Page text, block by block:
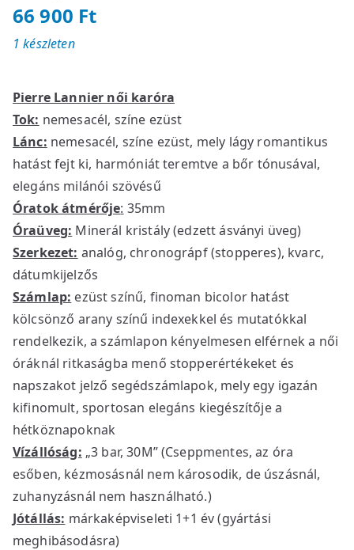
66 900 Ft
Pierre Lannier női karóra
Tok: nemesacél, színe ezüst
Lánc: nemesacél, színe ezüst, mely lágy romantikus
hatást fejt ki, harmóniát teremtve a bőr tónusával,
elegáns milánói szövésű
Óratok átmérője: 35mm
Óraüveg: Minerál kristály (edzett ásványi üveg)
Szerkezet: analóg, chronográpf (stopperes), kvarc,
dátumkijelzős
Számlap: ezüst színű, finoman bicolor hatást
kölcsönző arany színű indexekkel és mutatókkal
rendelkezik, a számlapon kényelmesen elférnek a női
óráknál ritkaságba menő stopperértékeket és
napszakot jelző segédszámlapok, mely egy igazán
kifinomult, sportosan elegáns kiegészítője a
hétköznapoknak
Vízállóság: „3 bar, 30M” (Cseppmentes, az óra
esőben, kézmosásnál nem károsodik, de úszásnál,
zuhanyzásnál nem használható.)
Jótállás: márkaképviseleti 1+1 év (gyártási
meghibásodásra)
1 készleten